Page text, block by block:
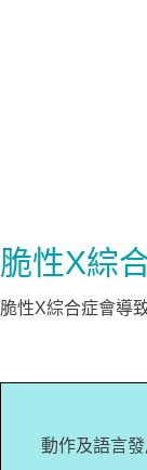
脆性X綜
脆性X綜合症會導
動作及語言